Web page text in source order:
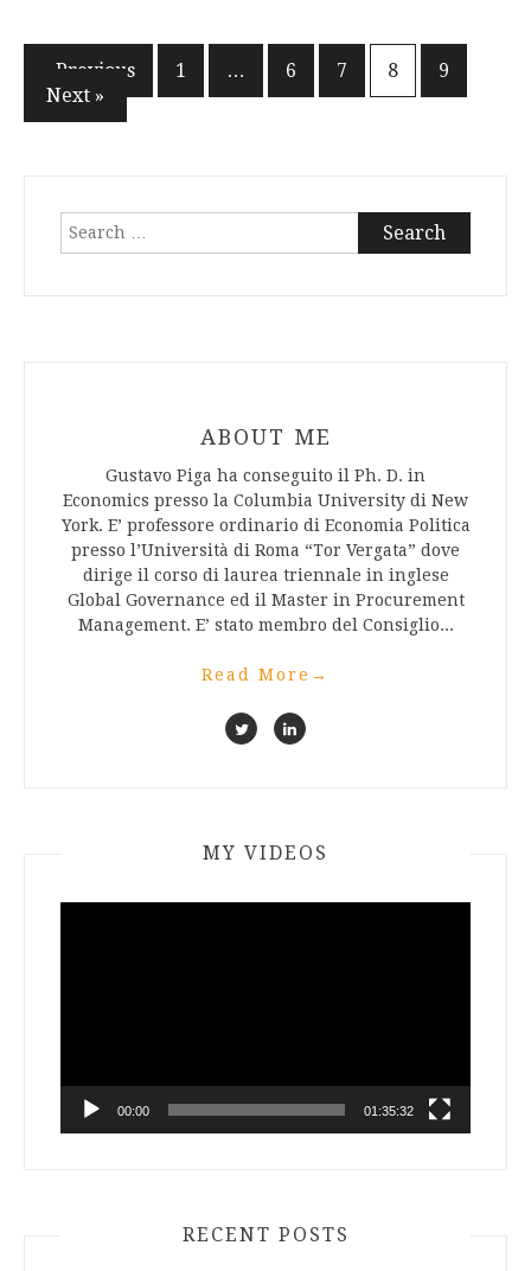
Posts
pagination
« Previous 1 … 6 7 8
9
Next »
Search
ABOUT ME
Gustavo Piga ha conseguito il Ph. D. in
Economics presso la Columbia University di New
York. E’ professore ordinario di Economia Politica
presso l’Università di Roma “Tor Vergata” dove
dirige il corso di laurea triennale in inglese
Global Governance ed il Master in Procurement
Management. E’ stato membro del Consiglio...
Read More →
MY VIDEOS
00:00 01:35:32
RECENT POSTS